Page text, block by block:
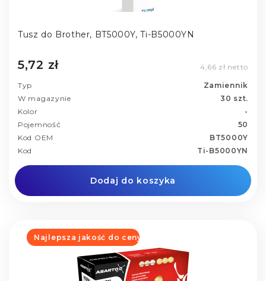
Tusz do Brother, BT5000Y, Ti-B5000YN
5,72 zł 4,66 zł netto
Typ
Zamiennik
W magazynie
30 szt.
Kolor
-
Pojemność
50
Kod OEM
BT5000Y
Kod
Ti-B5000YN
Dodaj do koszyka
Najlepsza jakość do ceny